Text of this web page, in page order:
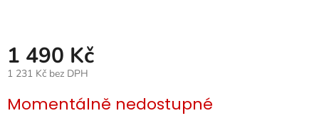
1 490 Kč
1 231 Kč bez DPH
cena:
Momentálně nedostupné